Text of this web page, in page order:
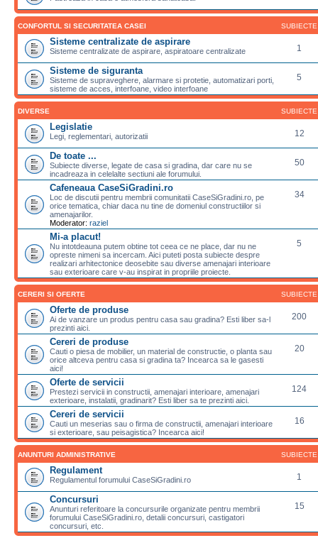
CONFORTUL SI SECURITATEA CASEI SUBIECTE
Sisteme centralizate de aspirare
Sisteme centralizate de aspirare, aspiratoare centralizate 1
Sisteme de siguranta
Sisteme de supraveghere, alarmare si protetie, automatizari porti,
sisteme de acces, interfoane, video interfoane
5
DIVERSE SUBIECTE
Legislatie
Legi, reglementari, autorizatii 12
De toate ...
Subiecte diverse, legate de casa si gradina, dar care nu se
incadreaza in celelalte sectiuni ale forumului.
50
Cafeneaua CaseSiGradini.ro
Loc de discutii pentru membrii comunitatii CaseSiGradini.ro, pe
orice tematica, chiar daca nu tine de domeniul constructiilor si
amenajarilor.
Moderator: raziel
34
Mi-a placut!
Nu intotdeauna putem obtine tot ceea ce ne place, dar nu ne
opreste nimeni sa incercam. Aici puteti posta subiecte despre
realizari arhitectonice deosebite sau diverse amenajari interioare
sau exterioare care v-au inspirat in propriile proiecte.
5
CERERI SI OFERTE SUBIECTE
Oferte de produse
Ai de vanzare un produs pentru casa sau gradina? Esti liber sa-l
prezinti aici.
200
Cereri de produse
Cauti o piesa de mobilier, un material de constructie, o planta sau
orice altceva pentru casa si gradina ta? Incearca sa le gasesti
aici!
20
Oferte de servicii
Prestezi servicii in constructii, amenajari interioare, amenajari
exterioare, instalatii, gradinarit? Esti liber sa te prezinti aici.
124
Cereri de servicii
Cauti un meserias sau o firma de constructii, amenajari interioare
si exterioare, sau peisagistica? Incearca aici!
16
ANUNTURI ADMINISTRATIVE SUBIECTE
Regulament
Regulamentul forumului CaseSiGradini.ro 1
Concursuri
Anunturi referitoare la concursurile organizate pentru membrii
forumului CaseSiGradini.ro, detalii concursuri, castigatori
concursuri, etc.
15